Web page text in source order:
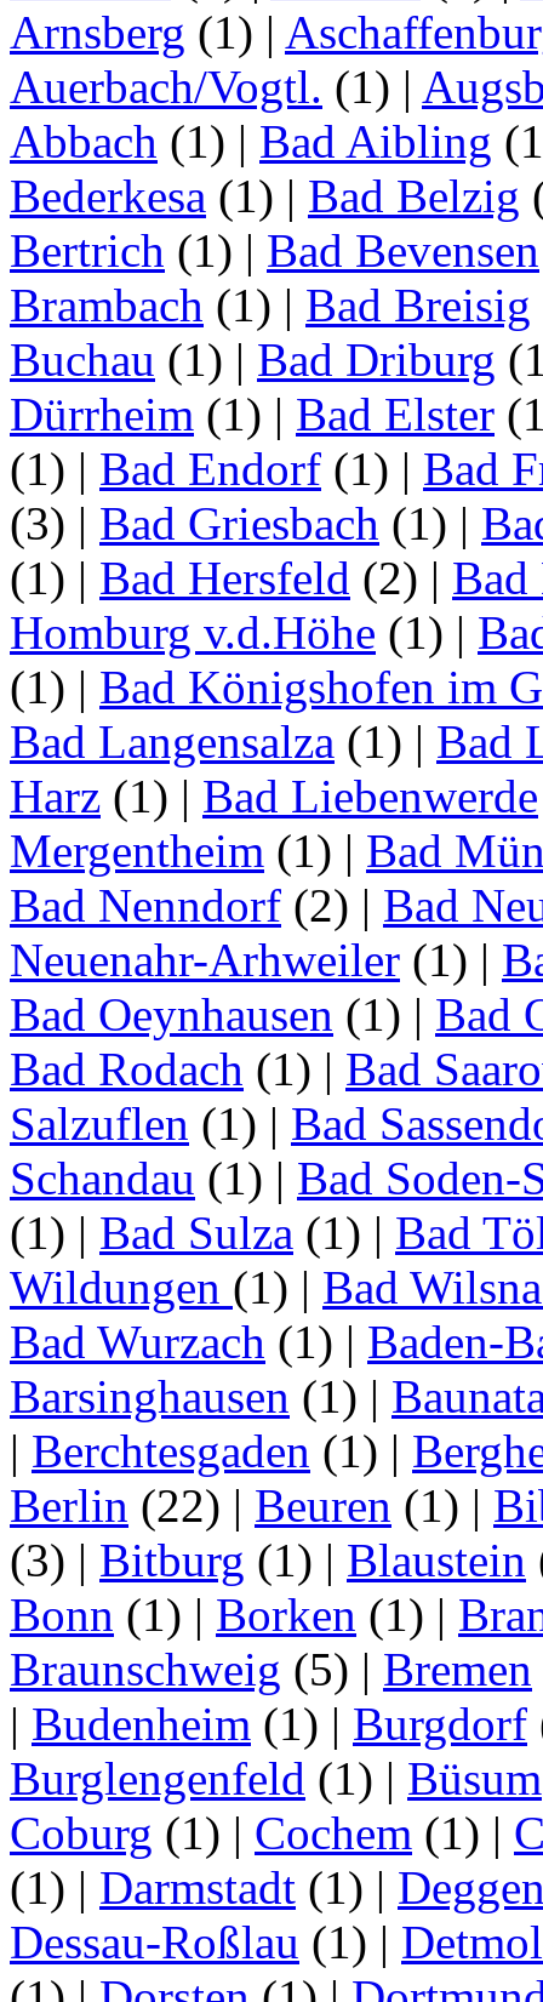
Arnsberg (1) |
Auerbach/Vogtl. (1) |
Abbach (1) | Bad Aibling
Bederkesa (1) | Bad Belzig
Bertrich (1) | Bad Bevensen
Brambach (1) | Bad Breisig
Buchau (1) | Bad Driburg
Dürrheim (1) | Bad Elster
(1) | Bad Endorf (1) | Bad
(3) | Bad Griesbach (1) |
(1) | Bad Hersfeld (2) | Bad
Homburg v.d.Höhe (1) |
(1) | Bad Königshofen im
Bad Langensalza (1) | Bad
Harz (1) | Bad Liebenwerde
Mergentheim (1) | Bad
Bad Nenndorf (2) | Bad
Neuenahr-Arhweiler (1) |
Bad Oeynhausen (1) | Bad
Bad Rodach (1) | Bad
Salzuflen (1) | Bad
Schandau (1) | Bad Soden-
(1) | Bad Sulza (1) | Bad
Wildungen (1) | Bad
Bad Wurzach (1) | Baden-
Barsinghausen (1) |
| Berchtesgaden (1) |
Berlin (22) | Beuren (1) |
(3) | Bitburg (1) | Blaustein
Bonn (1) | Borken (1) |
Braunschweig (5) | Bremen
| Budenheim (1) | Burgdorf
Burglengenfeld (1) | Büsum
Coburg (1) | Cochem (1) |
(1) | Darmstadt (1) |
Dessau-Roßlau (1) |